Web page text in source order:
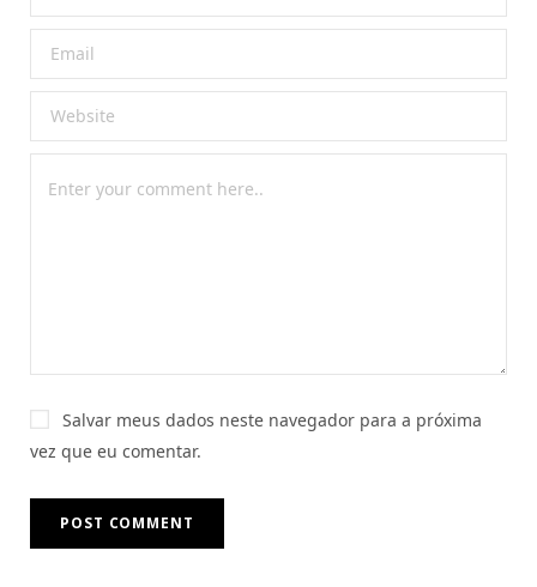
Salvar meus dados neste navegador para a próxima
vez que eu comentar.